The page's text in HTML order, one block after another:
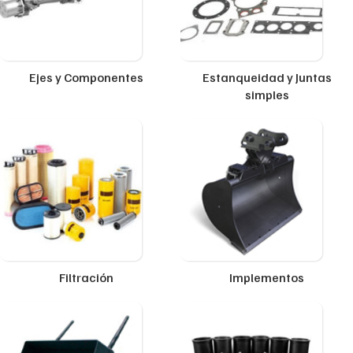
Ejes y Componentes
Estanqueidad y Juntas
simples
Filtración Implementos